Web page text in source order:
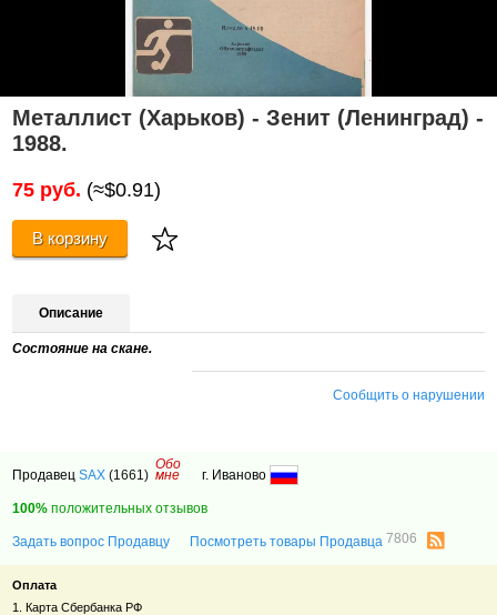
Металлист (Харьков) - Зенит (Ленинград) -
1988.
75 руб. (≈$0.91)
В корзину
Описание
Состояние на скане.
Сообщить о нарушении
ПродавецSAX (1661)
Обо
мне г. Иваново
100% положительных отзывов
Задать вопрос Продавцу Посмотреть товары Продавца 7806
Оплата
1. Карта Сбербанка РФ